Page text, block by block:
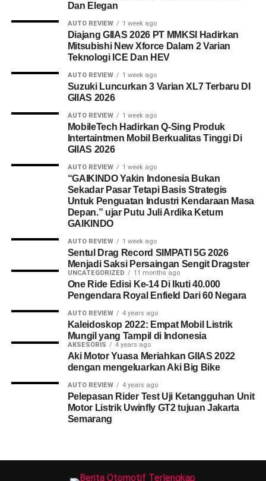
Dan Elegan
AUTO REVIEW 1 week ago
Diajang GIIAS 2026 PT MMKSI Hadirkan
Mitsubishi New Xforce Dalam 2 Varian
Teknologi ICE Dan HEV
AUTO REVIEW 1 week ago
Suzuki Luncurkan 3 Varian XL7 Terbaru DI
GIIAS 2026
AUTO REVIEW 1 week ago
MobileTech Hadirkan Q-Sing Produk
Intertaintmen Mobil Berkualitas Tinggi Di
GIIAS 2026
AUTO REVIEW 1 week ago
“GAIKINDO Yakin Indonesia Bukan
Sekadar Pasar Tetapi Basis Strategis
Untuk Penguatan Industri Kendaraan Masa
Depan.” ujar Putu Juli Ardika Ketum
GAIKINDO
AUTO REVIEW 1 week ago
Sentul Drag Record SIMPATI 5G 2026
Menjadi Saksi Persaingan Sengit Dragster
UNCATEGORIZED 11 months ago
One Ride Edisi Ke-14 Di Ikuti 40.000
Pengendara Royal Enfield Dari 60 Negara
AUTO REVIEW 4 years ago
Kaleidoskop 2022: Empat Mobil Listrik
Mungil yang Tampil di Indonesia
AKSESORIS 4 years ago
Aki Motor Yuasa Meriahkan GIIAS 2022
dengan mengeluarkan Aki Big Bike
AUTO REVIEW 4 years ago
Pelepasan Rider Test Uji Ketangguhan Unit
Motor Listrik Uwinfly GT2 tujuan Jakarta
Semarang